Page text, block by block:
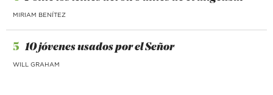
MIRIAM BENÍTEZ
5 10 jóvenes usados por el Señor
WILL GRAHAM